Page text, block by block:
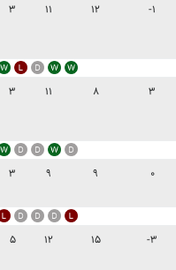
۳ ۱۱ ۱۲ -۱
۳ ۱۱ ۸ ۳
۳ ۹ ۹ ۰
۵ ۱۲ ۱۵ -۳